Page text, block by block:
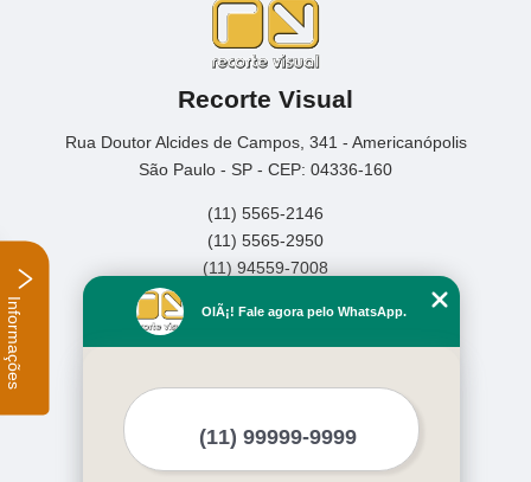
Recorte Visual
Rua Doutor Alcides de Campos, 341 - Americanópolis
São Paulo - SP - CEP: 04336-160
(11) 5565-2146
(11) 5565-2950
(11) 94559-7008
Home
Serviços
Mapa do site
Mais Serviços
OlÃ¡! Fale agora pelo WhatsApp.
Informações